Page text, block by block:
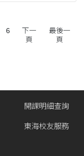
6
下一
頁
最後一
頁
開課明細查詢
東海校友服務